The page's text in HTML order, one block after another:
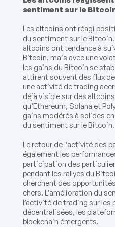
sentiment sur le
Les altcoins ont réagi
du sentiment sur le
altcoins ont tendance à
Bitcoin, mais avec une
les gains du Bitcoin se
attirent souvent des flux
une activité de trading
déjà visible sur des
qu’Ethereum, Solana et
gains modérés à solides
du sentiment sur le Bitcoin.
Le retour de l’activité des
également les
participation des
pendant les rallyes du
cherchent des
chers. L’amélioration du
l’activité de trading sur les
décentralisées, les
blockchain émergents.